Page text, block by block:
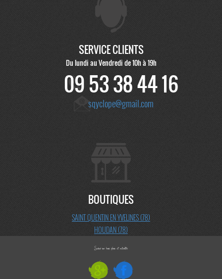
SERVICE CLIENTS
Du lundi au Vendredi de 10h à 19h
09 53 38 44 16
sqyclope@gmail.com
BOUTIQUES
SAINT QUENTIN EN YVELINES (78)
HOUDAN (78)